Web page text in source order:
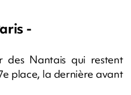
-
des Nantais qui restent
place, la dernière avant